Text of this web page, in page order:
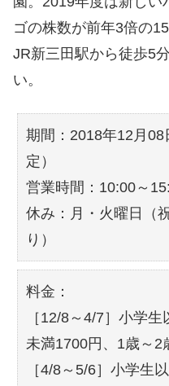
ゴの株数が前年3倍の
JR新三田駅から徒歩5
い。
期間：2018年12月
定）
営業時間：10:00～
休み：月・火曜日（
り）
料金：
［12/8～4/7］小学
未満1700円、1歳～2
［4/8～5/6］小学生